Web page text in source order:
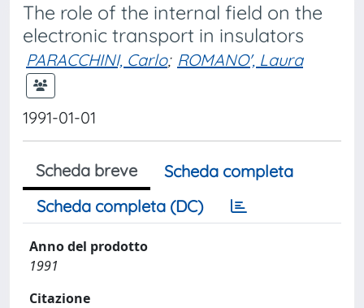
The role of the internal field on the
electronic transport in insulators
PARACCHINI, Carlo; ROMANO', Laura
1991-01-01
Scheda breve
Scheda completa
Scheda completa (DC)
Anno del prodotto
1991
Citazione